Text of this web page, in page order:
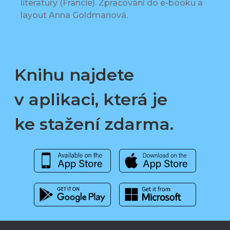
literatury (Francie). Zpracování do e-booku a
layout Anna Goldmanová.
Knihu najdete
v aplikaci, která je
ke stažení zdarma.